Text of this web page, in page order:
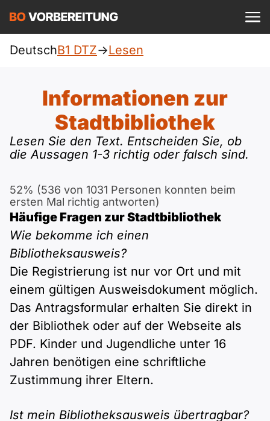
DTZ
Allgemein
telc
Goethe
ÖIF
ÖSD
Pflege (telc)
Deutsch
Englisch
Ukrainisch
Russisch
Polnisch
A1 Allgemein
A1 DTZ
A1 telc
A1 Goethe
A1 ÖIF
A2 Allgemein
A2 DTZ
A2 telc
A2 Goethe
A2 ÖIF
B1
B1 Allgemein
B1 DTZ
B1 Beruf
B1 telc
B1 Goethe
B1 ÖIF
B2
B2 Allgemein
B2 Beruf
B2 telc
B2 Goethe
B2 Pflege (telc)
Blog
Webinare
Mehr Tools
Online-Kurse
Einbürgerungstest
Einloggen
DeutschB1 DTZ->Lesen
Informationen zur
Stadtbibliothek
Lesen Sie den Text. Entscheiden Sie, ob
die Aussagen 1-3 richtig oder falsch sind.
52% (536 von 1031 Personen konnten beim
ersten Mal richtig antworten)
Häufige Fragen zur Stadtbibliothek
Wie bekomme ich einen
Bibliotheksausweis?
Die Registrierung ist nur vor Ort und mit
einem gültigen Ausweisdokument möglich.
Das Antragsformular erhalten Sie direkt in
der Bibliothek oder auf der Webseite als
PDF. Kinder und Jugendliche unter 16
Jahren benötigen eine schriftliche
Zustimmung ihrer Eltern.
Ist mein Bibliotheksausweis übertragbar?